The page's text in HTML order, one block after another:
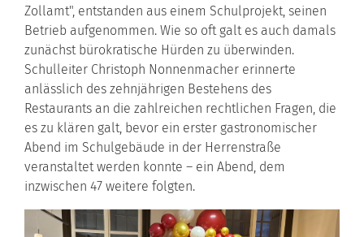
Zollamt", entstanden aus einem Schulprojekt, seinen
Betrieb aufgenommen. Wie so oft galt es auch damals
zunächst bürokratische Hürden zu überwinden.
Schulleiter Christoph Nonnenmacher erinnerte
anlässlich des zehnjährigen Bestehens des
Restaurants an die zahlreichen rechtlichen Fragen, die
es zu klären galt, bevor ein erster gastronomischer
Abend im Schulgebäude in der Herrenstraße
veranstaltet werden konnte – ein Abend, dem
inzwischen 47 weitere folgten.